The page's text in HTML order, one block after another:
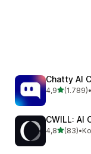
Chatty AI
4,9von 5
(1.789)
1789 •
CWILL: AI
4,8von 5
(83)
83 •